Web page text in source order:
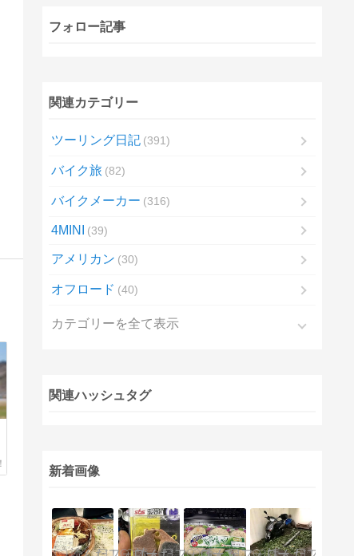
フォロー記事
関連カテゴリー
ツーリング日記 391
バイク旅 82
バイクメーカー 316
4MINI 39
アメリカン 30
オフロード 40
カテゴリーを全て表示
関連ハッシュタグ
新着画像